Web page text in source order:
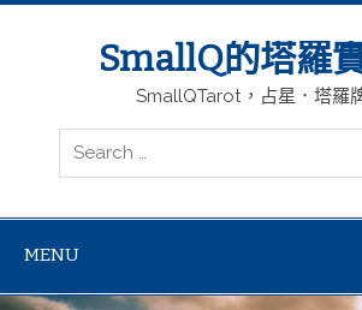
SmallQ的塔羅
SmallQTarot，占星．塔羅
MENU